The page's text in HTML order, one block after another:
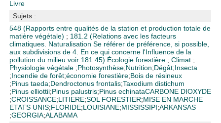
Livre
Sujets :
548 (Rapports entre qualités de la station et production totale de
matière végétale) ; 181.2 (Relations avec les facteurs
climatiques. Naturalisation Se référer de préférence, si possible,
aux subdivisions de 4. En ce qui concerne l'Influence de la
pollution du milieu voir 181.45) Écologie forestière ;Climat ;
Physiologie végétale ;Photosynthèse;Nutrition;Dégât;Insecta
;Incendie de forêt;économie forestière;Bois de résineux
;Pinus taeda;Dendroctonus frontalis;Taxodium distichum
;Pinus elliottii;Pinus palustris;Pinus echinataCARBONE DIOXYDE
;CROISSANCE;LITIERE;SOL FORESTIER;MISE EN MARCHE
ETATS UNIS;FLORIDE;LOUISIANE;MISSISSIPI;ARKANSAS
;GEORGIA;ALABAMA